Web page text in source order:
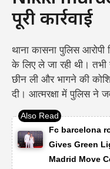
पूरी कार्रवाई
थाना कासना पुलिस आरोपी
के लिए ले जा रही थी।
छीन ली और भागने की
दी। आत्मरक्षा में पुलिस ने
Fc barcelona
Gives Green
Madrid Move